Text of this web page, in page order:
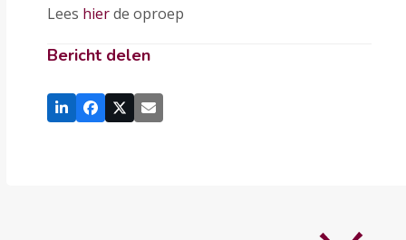
Lees hierde oproep
Bericht delen